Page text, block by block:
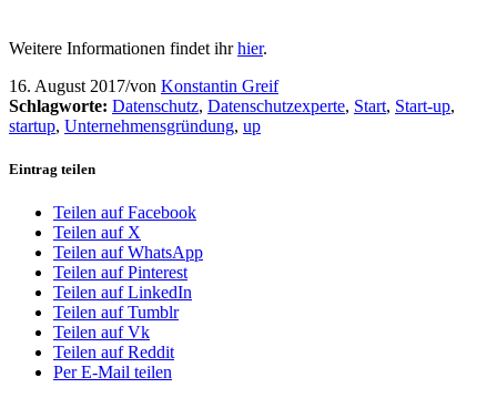
Weitere Informationen findet ihrhier.
16. August 2017/von Konstantin Greif
Schlagworte: Datenschutz, Datenschutzexperte, Start, Start-up,
startup, Unternehmensgründung, up
Eintrag teilen
Teilen auf Facebook
Teilen auf X
Teilen auf WhatsApp
Teilen auf Pinterest
Teilen auf LinkedIn
Teilen auf Tumblr
Teilen auf Vk
Teilen auf Reddit
Per E-Mail teilen